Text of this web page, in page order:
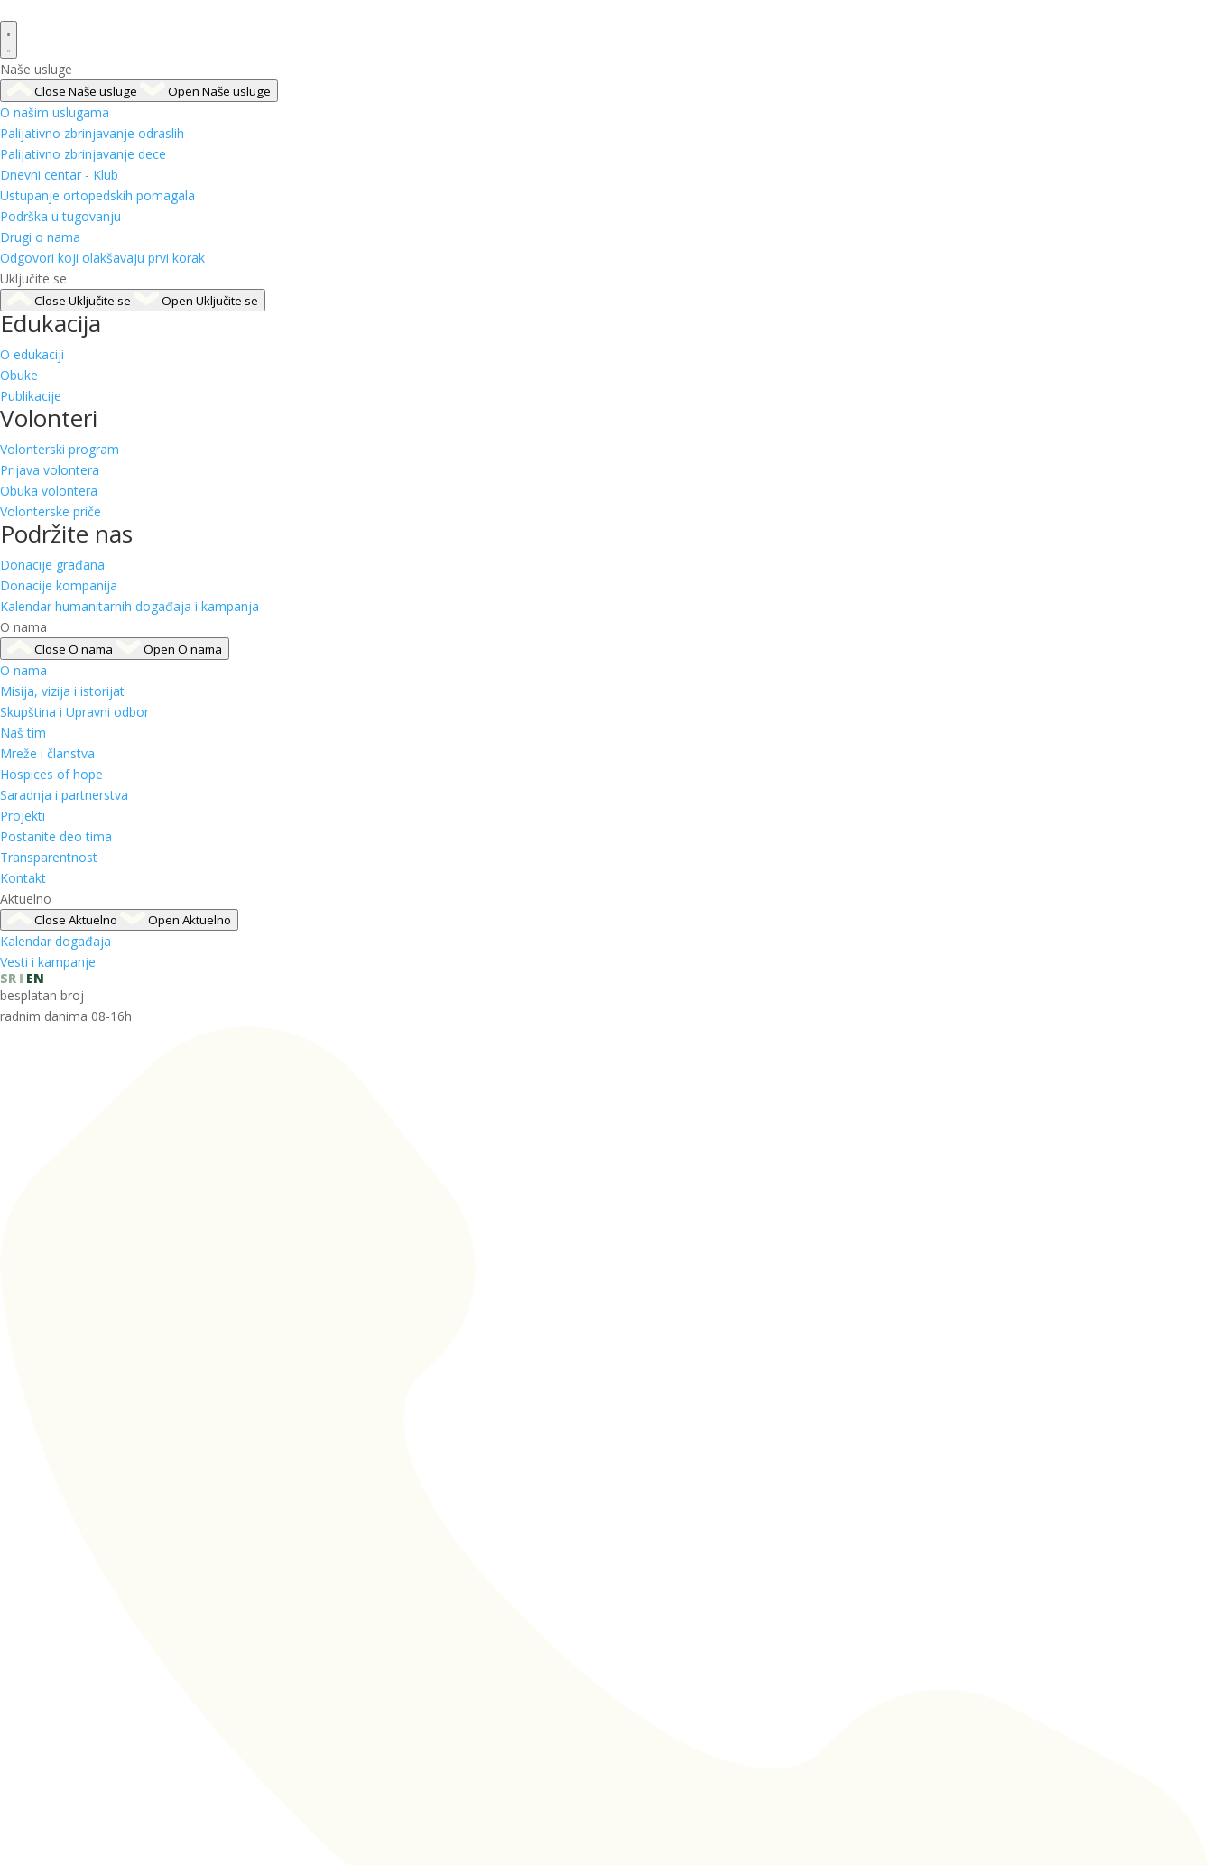
Naše usluge
Close Naše usluge Open Naše usluge
O našim uslugama
Palijativno zbrinjavanje odraslih
Palijativno zbrinjavanje dece
Dnevni centar - Klub
Ustupanje ortopedskih pomagala
Podrška u tugovanju
Drugi o nama
Odgovori koji olakšavaju prvi korak
Uključite se
Close Uključite se Open Uključite se
Edukacija
O edukaciji
Obuke
Publikacije
Volonteri
Volonterski program
Prijava volontera
Obuka volontera
Volonterske priče
Podržite nas
Donacije građana
Donacije kompanija
Kalendar humanitarnih događaja i kampanja
O nama
Close O nama Open O nama
O nama
Misija, vizija i istorijat
Skupština i Upravni odbor
Naš tim
Mreže i članstva
Hospices of hope
Saradnja i partnerstva
Projekti
Postanite deo tima
Transparentnost
Kontakt
Aktuelno
Close Aktuelno Open Aktuelno
Kalendar događaja
Vesti i kampanje
SR
EN
besplatan broj
radnim danima 08-16h